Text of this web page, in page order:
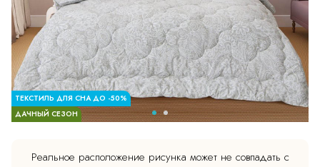
ТЕКСТИЛЬ ДЛЯ СНА ДО -50%
ДАЧНЫЙ СЕЗОН
Реальное расположение рисунка может не совпадать с